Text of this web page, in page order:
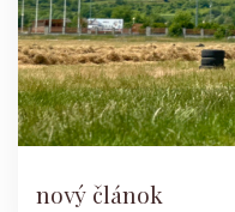
nový článok